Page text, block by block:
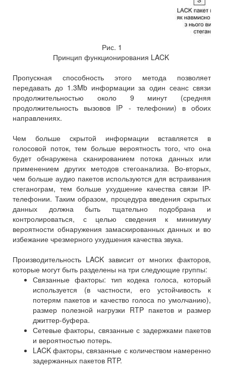
Рис. 1
Принцип функционирования LACK
Пропускная способность этого метода позволяет
передавать до 1.3Mb информации за один сеанс связи
продолжительностью около 9 минут (средняя
продолжительность вызовов IP - телефонии) в обоих
направлениях.
Чем больше скрытой информации вставляется в
голосовой поток, тем больше вероятность того, что она
будет обнаружена сканированием потока данных или
применением других методов стегоанализа. Во-вторых,
чем больше аудио пакетов используются для встраивания
стеганограм, тем больше ухудшение качества связи IP-
телефонии. Таким образом, процедура введения скрытых
данных должна быть тщательно подобрана и
контролироваться, с целью сведения к минимуму
вероятности обнаружения замаскированных данных и во
избежание чрезмерного ухудшения качества звука.
Производительность LACK зависит от многих факторов,
которые могут быть разделены на три следующие группы:
Связанные факторы: тип кодека голоса, который
используется (в частности, его устойчивость к
потерям пакетов и качество голоса по умолчанию),
размер полезной нагрузки RTP пакетов и размер
джиттер-буфера.
Сетевые факторы, связанные с задержками пакетов
и вероятностью потерь.
LACK факторы, связанные с количеством намеренно
задержанных пакетов RTP.